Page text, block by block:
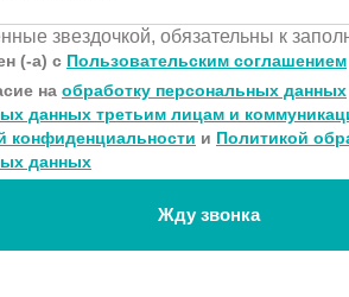
звездочкой, обязательны к
(-а) с Пользовательским соглашением
на обработку персональных данных
данных третьим лицам и
конфиденциальности и Политикой
данных
Жду звонка